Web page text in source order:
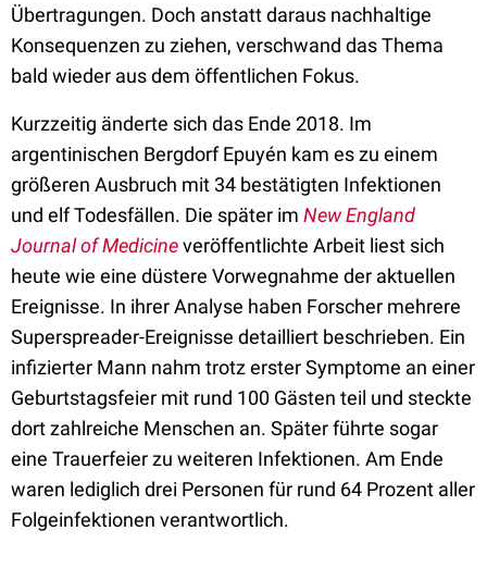
Übertragungen. Doch anstatt daraus nachhaltige
Konsequenzen zu ziehen, verschwand das Thema
bald wieder aus dem öffentlichen Fokus.
Kurzzeitig änderte sich das Ende 2018. Im
argentinischen Bergdorf Epuyén kam es zu einem
größeren Ausbruch mit 34 bestätigten Infektionen
und elf Todesfällen. Die später im New England
Journal of Medicineveröffentlichte Arbeit liest sich
heute wie eine düstere Vorwegnahme der aktuellen
Ereignisse. In ihrer Analyse haben Forscher mehrere
Superspreader-Ereignisse detailliert beschrieben. Ein
infizierter Mann nahm trotz erster Symptome an einer
Geburtstagsfeier mit rund 100 Gästen teil und steckte
dort zahlreiche Menschen an. Später führte sogar
eine Trauerfeier zu weiteren Infektionen. Am Ende
waren lediglich drei Personen für rund 64 Prozent aller
Folgeinfektionen verantwortlich.